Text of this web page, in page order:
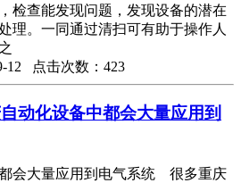
检查能发现问题，发现设备的潜在
理。一同通过清扫可有助于操作人
12 点击次数：423
动化设备中都会大量应用到
会大量应用到电气系统 很多重庆